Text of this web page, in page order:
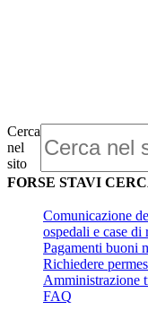
Cerca
nel
sito
FORSE STAVI
Comunicazione
ospedali e case di
Pagamenti buoni
Richiedere
Amministrazione
FAQ